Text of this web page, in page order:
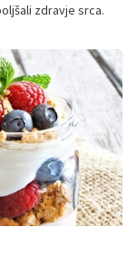
zdravje srca.